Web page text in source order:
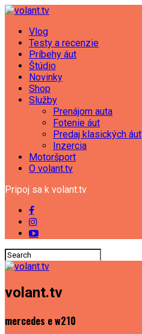
Vlog
Testy a recenzie
Príbehy áut
Štúdio
Novinky
Shop
Služby
Prenájom auta
Fotenie áut
Predaj klasických áut
Inzercia
Motoršport
O volant.tv
Pripoj sa k volant.tv
volant.tv
mercedes e w210